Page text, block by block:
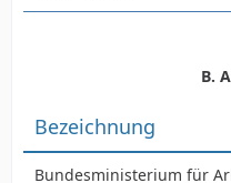
B.
Bezeichnung
Bundesministerium für